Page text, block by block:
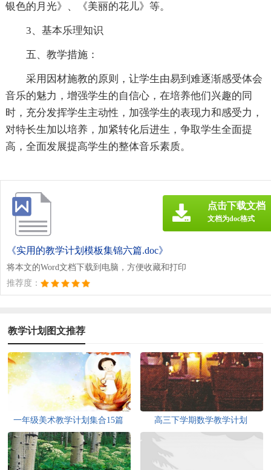
银色的月光》、《美丽的花儿》等。
3、基本乐理知识
五、教学措施：
采用因材施教的原则，让学生由易到难逐渐感受体会
音乐的魅力，增强学生的自信心，在培养他们兴趣的同
时，充分发挥学生主动性，加强学生的表现力和感受力，
对特长生加以培养，加紧转化后进生，争取学生全面提
高，全面发展提高学生的整体音乐素质。
《实用的教学计划模板集锦六篇.doc》
将本文的Word文档下载到电脑，方便收藏和打印
推荐度：
点击下载文档
文档为doc格式
教学计划图文推荐
一年级美术教学计划集合15篇 高三下学期数学教学计划